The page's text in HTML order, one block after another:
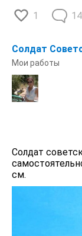
1 14
Солдат
Мои работы
Солдат
см.